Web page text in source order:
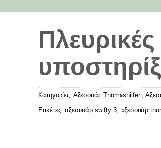
Πλευρικές
Κατηγορίες: Αξεσουάρ Thomashilfen,
Ετικέτες: αξεσουάρ swifty 3, αξεσουάρ